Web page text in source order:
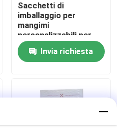
cemento
Sacchetti di
imballaggio per
mangimi
personalizzabili per
varie applicazioni
Invia richiesta